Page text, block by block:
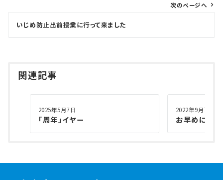
ビ
ー
次のページへ
いじめ防止出前授業に行って来ました
関連記事
2025年5月7日
「周年」イヤー
2022年9月7日
お早めに